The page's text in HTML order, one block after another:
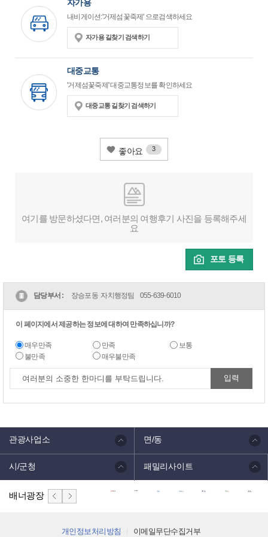
자가용
내비게이션:'거제섬꽃죽제' 으로검색하세요
자가용 길찾기 검색하기
대중교통
'거제섬꽃죽제' 대중교통정보를 확인하세요
대중교통 길찾기 검색하기
좋아요 3
여기를 방문하셨다면, 여러분의 여행후기 사진을 등록해주세
요
포토 등록
담당부서 : 장승포동 자치행정팀 055-639-6010
이 페이지에서 제공하는 정보에 대하여 만족하십니까?
매우만족 만족
보통
불만족
매우불만족
관광사업소 면/동
시/군청 패밀리사이트
배너광장
개인정보처리방침 이메일무단수집거부